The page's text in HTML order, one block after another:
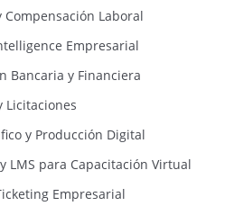
Laboral
Empresarial
Bancaria y Financiera
Licitaciones
y Producción Digital
LMS para Capacitación Virtual
Empresarial